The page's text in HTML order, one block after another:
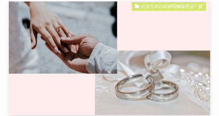
おすすめの結婚指輪販売店一覧